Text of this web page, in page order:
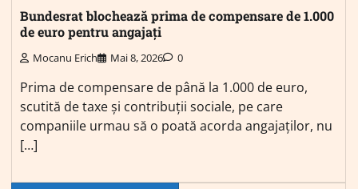
Bundesrat blochează prima de compensare de 1.000
de euro pentru angajați
Mocanu Erich Mai 8, 2026 0
Prima de compensare de până la 1.000 de euro,
scutită de taxe și contribuții sociale, pe care
companiile urmau să o poată acorda angajaților, nu
[…]